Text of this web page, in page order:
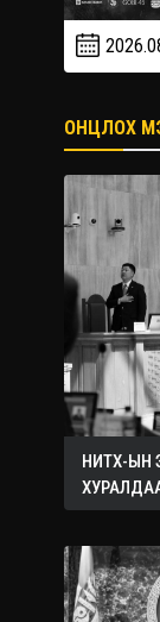
ОНЦЛОХ
НИТХ-ЫН
ЭХЭЛЛЭЭ